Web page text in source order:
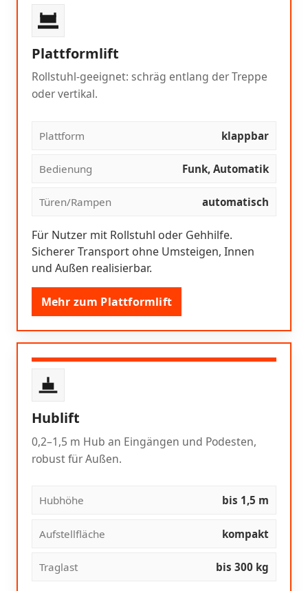
Plattformlift
Rollstuhl-geeignet: schräg entlang der Treppe
oder vertikal.
Plattform klappbar
Bedienung Funk, Automatik
Türen/Rampen automatisch
Für Nutzer mit Rollstuhl oder Gehhilfe.
Sicherer Transport ohne Umsteigen, Innen
und Außen realisierbar.
Mehr zum Plattformlift
Hublift
0,2–1,5 m Hub an Eingängen und Podesten,
robust für Außen.
Hubhöhe bis 1,5 m
Aufstellfläche kompakt
Traglast bis 300 kg